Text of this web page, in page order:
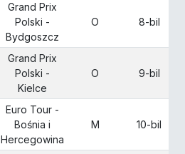
Grand Prix
Polski -
Bydgoszcz
O 8-bil
Grand Prix
Polski -
Kielce
O 9-bil
Euro Tour -
Bośnia i
Hercegowina
M 10-bil